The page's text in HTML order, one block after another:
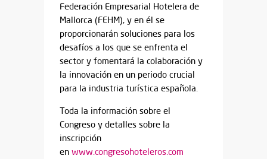
Federación Empresarial Hotelera de
Mallorca (FEHM), y en él se
proporcionarán soluciones para los
desafíos a los que se enfrenta el
sector y fomentará la colaboración y
la innovación en un periodo crucial
para la industria turística española.
Toda la información sobre el
Congreso y detalles sobre la
inscripción
en www.congresohoteleros.com